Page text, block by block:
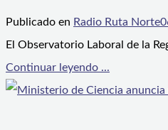
Publicado en Radio Ruta Norte
El Observatorio Laboral de la
Continuar leyendo ...